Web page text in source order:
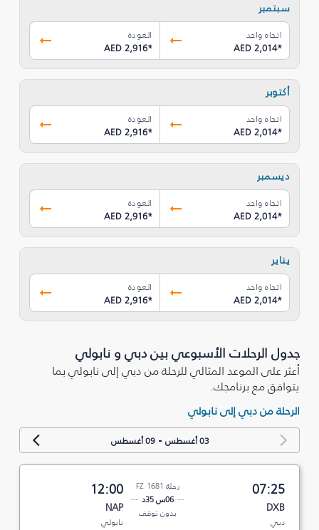
سبتمبر
اتجاه واحد
AED 2,014*
العودة
AED 2,916*
أكتوبر
اتجاه واحد
AED 2,014*
العودة
AED 2,916*
ديسمبر
اتجاه واحد
AED 2,014*
العودة
AED 2,916*
يناير
اتجاه واحد
AED 2,014*
العودة
AED 2,916*
جدول الرحلات الأسبوعي بين دبي و نابولي
أعثر على الموعد المثالي للرحلة من دبي إلى نابولي بما
يتوافق مع برنامجك.
الرحلة من دبي إلى نابولي
03 أغسطس -09 أغسطس
07:25
DXB
دبي
رحلة FZ 1681
06س 35د
بدون توقف
12:00
NAP
نابولي